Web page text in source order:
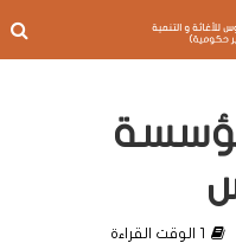
1 الوقت القراءة